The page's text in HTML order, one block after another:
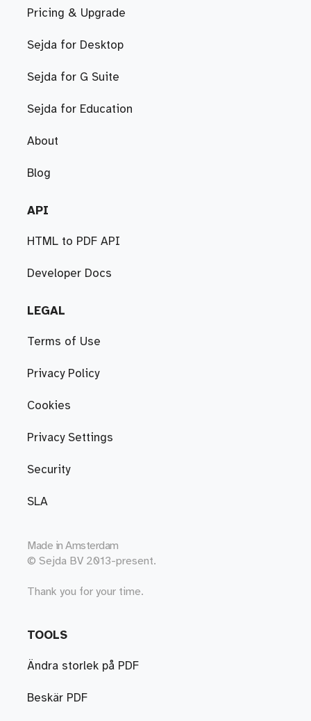
Pricing & Upgrade
Sejda for Desktop
Sejda for G Suite
Sejda for Education
About
Blog
API
HTML to PDF API
Developer Docs
LEGAL
Terms of Use
Privacy Policy
Cookies
Privacy Settings
Security
SLA
Made in Amsterdam
© Sejda BV 2013-present.
Thank you for your time.
TOOLS
Ändra storlek på PDF
Beskär PDF